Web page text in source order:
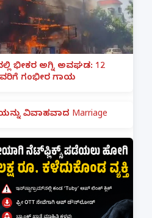
ಭೀಕರ ಅಗ್ನಿ ಅವಘಡ: 12
ಗಂಭೀರ ಗಾಯ
ವಿವಾಹವಾದ Marriage